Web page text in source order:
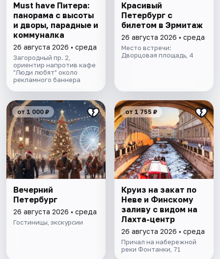
Must have Питера:
панорама с высоты
и дворы, парадные и
коммуналка
26 августа 2026 • среда
Загородный пр. 2,
ориентир напротив кафе
"Люди любят" около
рекламного баннера
Красивый
Петербург с
билетом в Эрмитаж
26 августа 2026 • среда
Место встречи:
Дворцовая площадь, 4
от 1 000 ₽
Вечерний
Петербург
26 августа 2026 • среда
Гостиницы, экскурсии
от 1 755 ₽
Круиз на закат по
Неве и Финскому
заливу с видом на
Лахта-центр
26 августа 2026 • среда
Причал на набережной
реки Фонтанки, 71